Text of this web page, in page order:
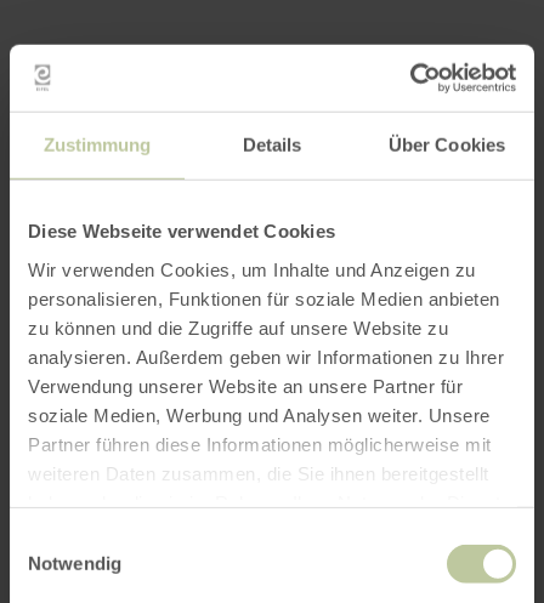
Zustimmung Details Über Cookies
Diese Webseite verwendet Cookies
Wir verwenden Cookies, um Inhalte und Anzeigen zu
personalisieren, Funktionen für soziale Medien anbieten
zu können und die Zugriffe auf unsere Website zu
analysieren. Außerdem geben wir Informationen zu Ihrer
Verwendung unserer Website an unsere Partner für
soziale Medien, Werbung und Analysen weiter. Unsere
Partner führen diese Informationen möglicherweise mit
weiteren Daten zusammen, die Sie ihnen bereitgestellt
Notwendig
Impressions